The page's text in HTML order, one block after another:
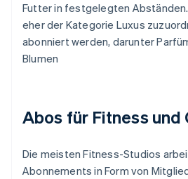
Futter in festgelegten
eher der Kategorie Luxus
abonniert werden, darunter
Blumen
Abos für Fitness und
Die meisten Fitness-Studios
Abonnements in Form von